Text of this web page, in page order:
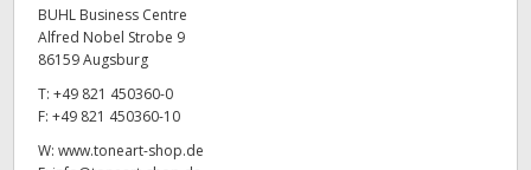
BUHL Business Centre
Alfred Nobel Strobe 9
86159 Augsburg
T: +49 821 450360-0
F: +49 821 450360-10
W: www.toneart-shop.de